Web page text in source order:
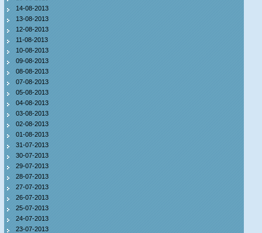
14-08-2013
13-08-2013
12-08-2013
11-08-2013
10-08-2013
09-08-2013
08-08-2013
07-08-2013
05-08-2013
04-08-2013
03-08-2013
02-08-2013
01-08-2013
31-07-2013
30-07-2013
29-07-2013
28-07-2013
27-07-2013
26-07-2013
25-07-2013
24-07-2013
23-07-2013